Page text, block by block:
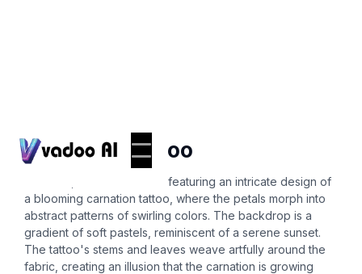
carnation tattoo
A vibrant, oversized t-shirt featuring an intricate design of
a blooming carnation tattoo, where the petals morph into
abstract patterns of swirling colors. The backdrop is a
gradient of soft pastels, reminiscent of a serene sunset.
The tattoo's stems and leaves weave artfully around the
fabric, creating an illusion that the carnation is growing